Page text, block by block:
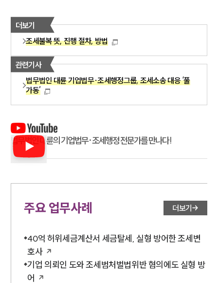
더보기
조세불복 뜻, 진행 절차, 방법
관련기사
법무법인 대륜 기업법무·조세행정그룹, 조세소송 대응 ‘풀
가동’
법무법인 대륜의 기업법무·조세행정 전문가를 만나다!
주요 업무사례 더보기
40억 허위세금계산서 세금탈세, 실형 방어한 조세변
호사
기업 의뢰인 도와 조세범처벌법위반 혐의에도 실형 방
어